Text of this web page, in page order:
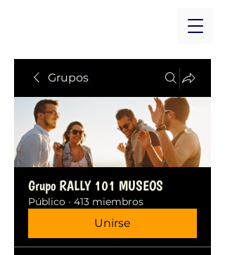
Grupos
Grupo RALLY 101 MUSEOS
Público · 413 miembros
Unirse